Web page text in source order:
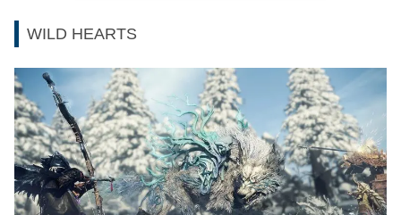
WILD HEARTS